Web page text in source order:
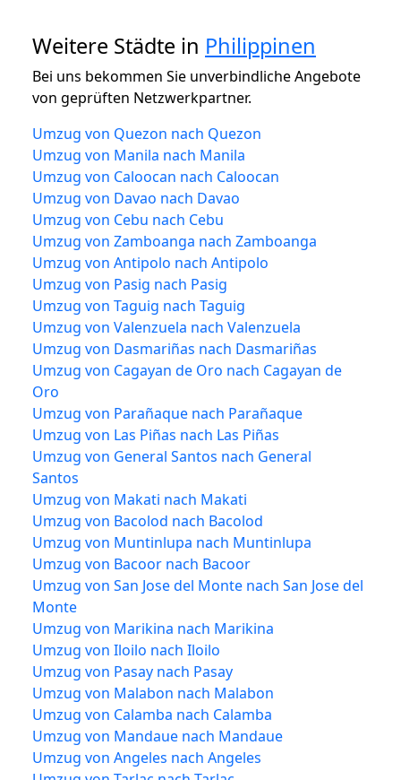
Weitere Städte in Philippinen
Bei uns bekommen Sie unverbindliche Angebote
von geprüften Netzwerkpartner.
Umzug von Quezon nach Quezon
Umzug von Manila nach Manila
Umzug von Caloocan nach Caloocan
Umzug von Davao nach Davao
Umzug von Cebu nach Cebu
Umzug von Zamboanga nach Zamboanga
Umzug von Antipolo nach Antipolo
Umzug von Pasig nach Pasig
Umzug von Taguig nach Taguig
Umzug von Valenzuela nach Valenzuela
Umzug von Dasmariñas nach Dasmariñas
Umzug von Cagayan de Oro nach Cagayan de
Oro
Umzug von Parañaque nach Parañaque
Umzug von Las Piñas nach Las Piñas
Umzug von General Santos nach General
Santos
Umzug von Makati nach Makati
Umzug von Bacolod nach Bacolod
Umzug von Muntinlupa nach Muntinlupa
Umzug von Bacoor nach Bacoor
Umzug von San Jose del Monte nach San Jose del
Monte
Umzug von Marikina nach Marikina
Umzug von Iloilo nach Iloilo
Umzug von Pasay nach Pasay
Umzug von Malabon nach Malabon
Umzug von Calamba nach Calamba
Umzug von Mandaue nach Mandaue
Umzug von Angeles nach Angeles